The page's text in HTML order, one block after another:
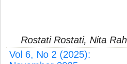
Rostati Rostati, Nita
Vol 6, No 2 (2025):